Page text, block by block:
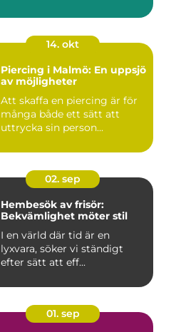
14. okt
Piercing i Malmö: En uppsjö
av möjligheter
Att skaffa en piercing är för
många både ett sätt att
uttrycka sin person...
02. sep
Hembesök av frisör:
Bekvämlighet möter stil
I en värld där tid är en
lyxvara, söker vi ständigt
efter sätt att eff...
01. sep